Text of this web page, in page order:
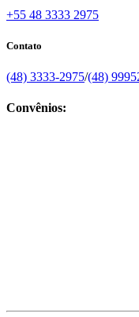
+55 48 3333 2975
Contato
(48) 3333-2975/(48)
Convênios: